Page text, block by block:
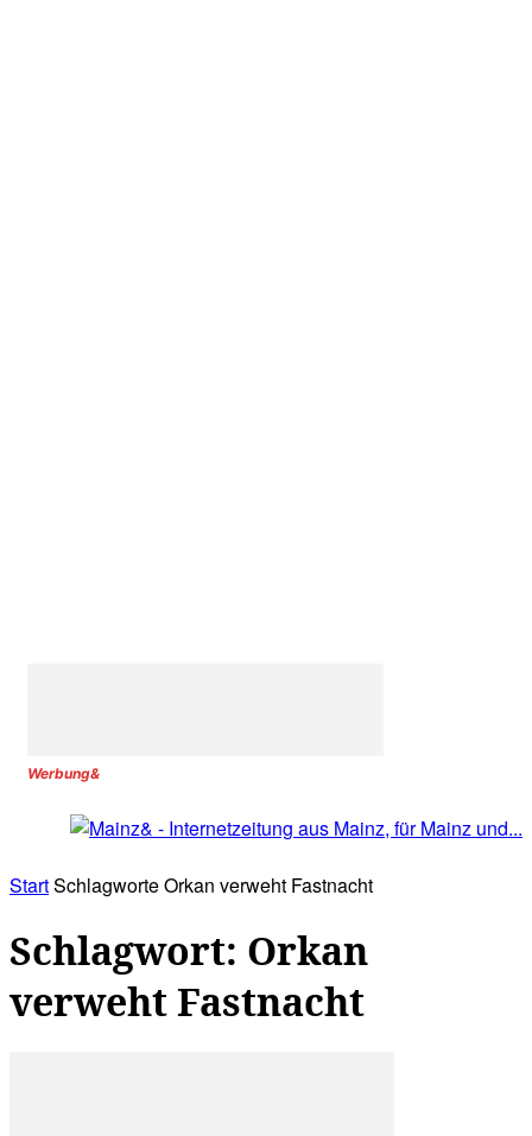
Werbung&
StartSchlagworteOrkan verweht Fastnacht
Schlagwort: Orkan
verweht Fastnacht